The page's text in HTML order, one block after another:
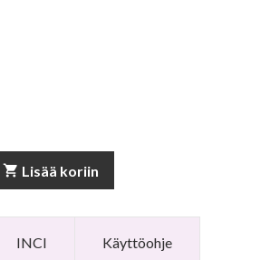
shopping_cart Lisää koriin
INCI Käyttöohje